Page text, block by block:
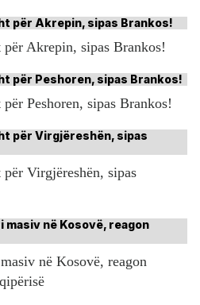
Akrepin, sipas Brankos!
Peshoren, sipas Brankos!
Virgjëreshën, sipas
në Kosovë, reagon